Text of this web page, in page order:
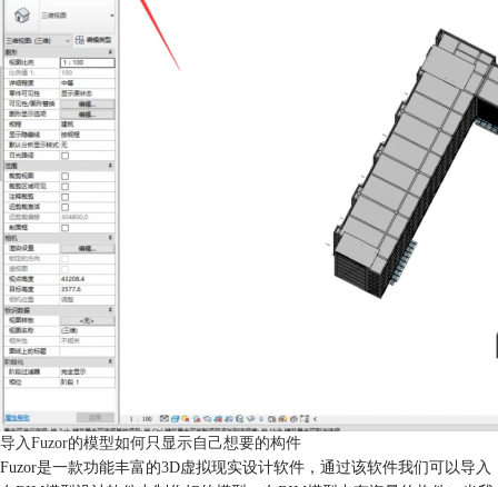
导入Fuzor的模型如何只显示自己想要的构件
Fuzor是一款功能丰富的3D虚拟现实设计软件，通过该软件我们可以导入